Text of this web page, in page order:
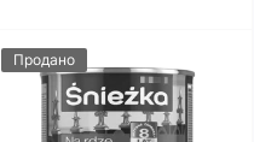
Продано